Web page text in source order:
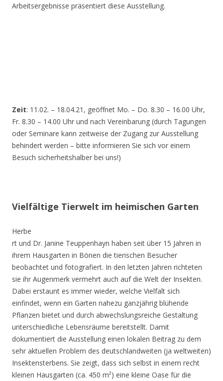
Arbeitsergebnisse präsentiert diese Ausstellung.
Zeit: 11.02. – 18.04.21, geöffnet Mo. – Do. 8.30 – 16.00 Uhr,
Fr. 8.30 – 14.00 Uhr und nach Vereinbarung (durch Tagungen
oder Seminare kann zeitweise der Zugang zur Ausstellung
behindert werden – bitte informieren Sie sich vor einem
Besuch sicherheitshalber bei uns!)
Vielfältige Tierwelt im heimischen Garten
Herbe
rt und Dr. Janine Teuppenhayn haben seit über 15 Jahren in
ihrem Hausgarten in Bönen die tierischen Besucher
beobachtet und fotografiert. In den letzten Jahren richteten
sie ihr Augenmerk vermehrt auch auf die Welt der Insekten.
Dabei erstaunt es immer wieder, welche Vielfalt sich
einfindet, wenn ein Garten nahezu ganzjährig blühende
Pflanzen bietet und durch abwechslungsreiche Gestaltung
unterschiedliche Lebensräume bereitstellt. Damit
dokumentiert die Ausstellung einen lokalen Beitrag zu dem
sehr aktuellen Problem des deutschlandweiten (ja weltweiten)
Insektensterbens. Sie zeigt, dass sich selbst in einem recht
kleinen Hausgarten (ca. 450 m²) eine kleine Oase für die